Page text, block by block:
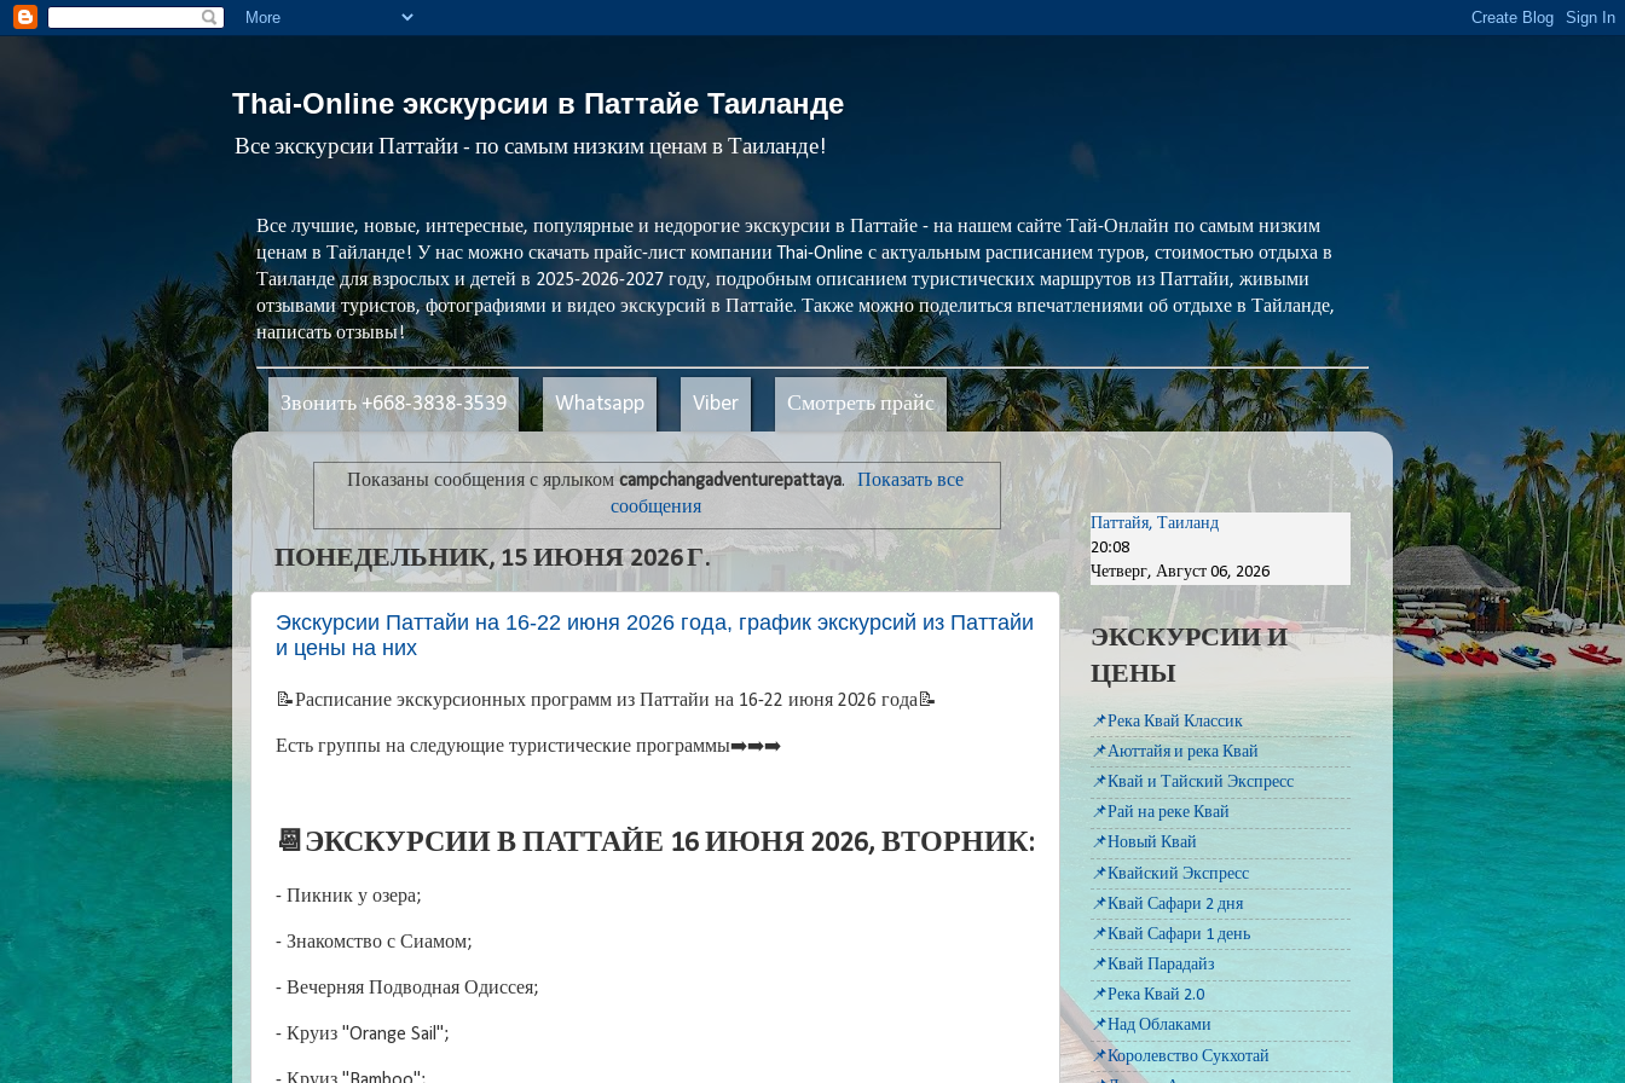
Thai-Online экскурсии в Паттайе Таиланде
Все экскурсии Паттайи - по самым низким ценам в Таиланде!
Все лучшие, новые, интересные, популярные и недорогие экскурсии в Паттайе - на нашем сайте Тай-Онлайн по самым низким
ценам в Тайланде! У нас можно скачать прайс-лист компании Thai-Online с актуальным расписанием туров, стоимостью отдыха в
Таиланде для взрослых и детей в 2025-2026-2027 году, подробным описанием туристических маршрутов из Паттайи, живыми
отзывами туристов, фотографиями и видео экскурсий в Паттайе. Также можно поделиться впечатлениями об отдыхе в Тайланде,
написать отзывы!
Звонить +668-3838-3539 Whatsapp Viber Смотреть прайс
Показаны сообщения с ярлыком campchangadventurepattaya.
Показать все
сообщения
ПОНЕДЕЛЬНИК, 15 ИЮНЯ 2026 Г.
Экскурсии Паттайи на 16-22 июня 2026 года, график экскурсий из Паттайи
и цены на них
📝Расписание экскурсионных программ из Паттайи на 16-22 июня 2026 года📝
Есть группы на следующие туристические программы➡️➡️➡️
📆ЭКСКУРСИИ В ПАТТАЙЕ 16 ИЮНЯ 2026, ВТОРНИК:
- Пикник у озера;
- Знакомство с Сиамом;
- Вечерняя Подводная Одиссея;
- Круиз "Orange Sail";
Паттайя, Таиланд
20:08
Четверг, Август 06, 2026
ЭКСКУРСИИ И
ЦЕНЫ
📌Река Квай Классик
📌Аюттайя и река Квай
📌Квай и Тайский Экспресс
📌Рай на реке Квай
📌Новый Квай
📌Квайский Экспресс
📌Квай Сафари 2 дня
📌Квай Сафари 1 день
📌Квай Парадайз
📌Река Квай 2.0
📌Над Облаками
📌Королевство Сукхотай